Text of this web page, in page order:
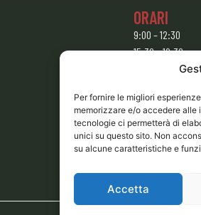
Per fornire le migliori
memorizzare e/o accedere alle
tecnologie ci permetterà di
unici su questo sito. Non
su alcune caratteristiche e
Accetta
ORARI
9:00 – 12:30
15:30 – 19:30
Domenica e